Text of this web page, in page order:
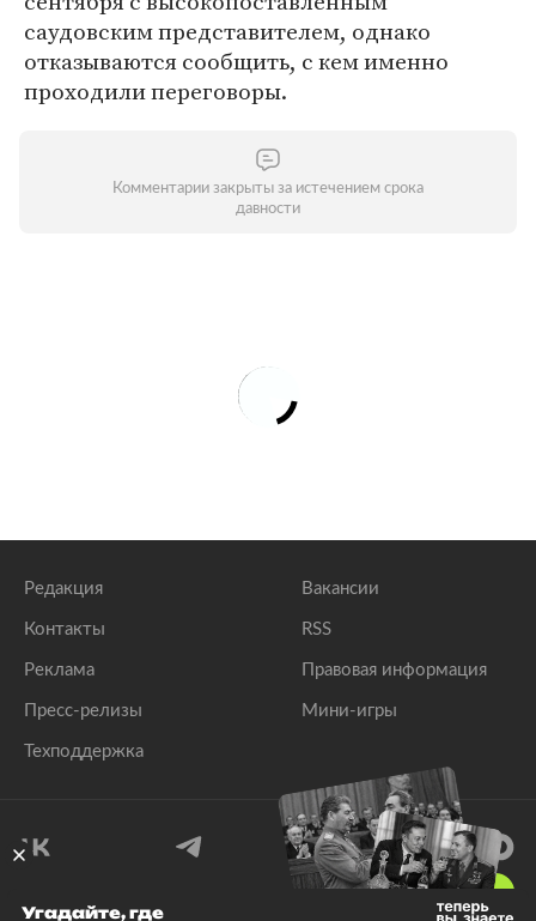
саудовским представителем, однако
отказываются сообщить, с кем именно
проходили переговоры.
Комментарии закрыты за истечением срока
давности
Редакция
Контакты
Реклама
Пресс-релизы
Техподдержка
Вакансии
RSS
Правовая информация
Мини-игры
Угадайте, где